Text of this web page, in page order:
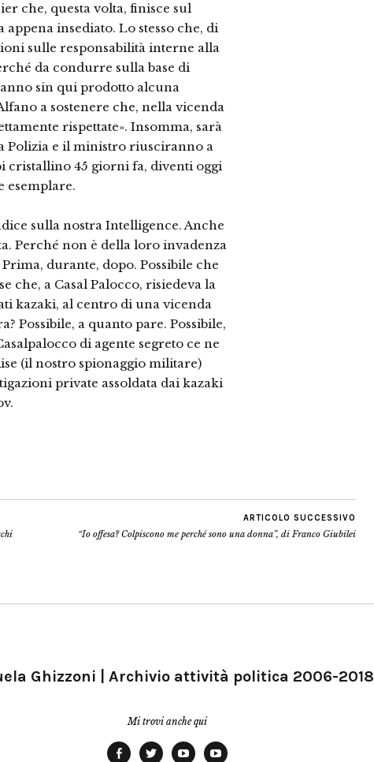
che, questa volta, finisce sul
appena insediato. Lo stesso che, di
sulle responsabilità interne alla
da condurre sulla base di
sin qui prodotto alcuna
a sostenere che, nella vicenda
rispettate». Insomma, sarà
Polizia e il ministro riusciranno a
cristallino 45 giorni fa, diventi oggi
esemplare.
sulla nostra Intelligence. Anche
Perché non è della loro invadenza
durante, dopo. Possibile che
che, a Casal Palocco, risiedeva la
kazaki, al centro di una vicenda
Possibile, a quanto pare. Possibile,
di agente segreto ce ne
(il nostro spionaggio militare)
private assoldata dai kazaki
ARTICOLO SUCCESSIVO
“Io offesa? Colpiscono me perché sono una donna”, di Franco Giubilei
Ghizzoni | Archivio attività politica 2006-2018
Mi trovi anche qui